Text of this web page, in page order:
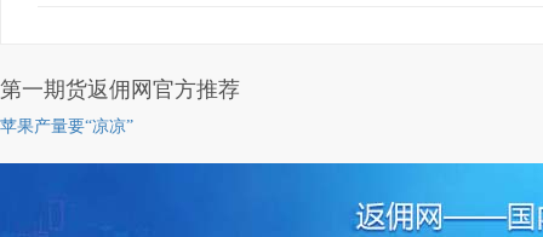
第一期货返佣网官方推荐
苹果产量要“凉凉”